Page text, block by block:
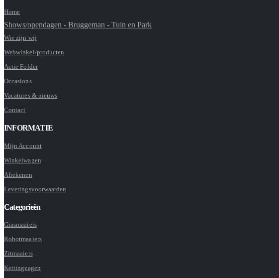
Home
Shows/opendagen - Bruggeman - Tuin en Park
Wie zijn wij
Webwinkel/producten
Actie Folder
Occasions
Vacatures & nieuws
Contact
INFORMATIE
Mijn Account
Winkelwagen
Afrekenen
Leveringsvoorwaarden
Categorieën
Grasmaaiers
Robotmaaiers
Zitmaaiers
Kettingzagen